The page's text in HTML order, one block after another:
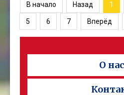
В начало Назад 1
5 6 7 Вперёд
О нас